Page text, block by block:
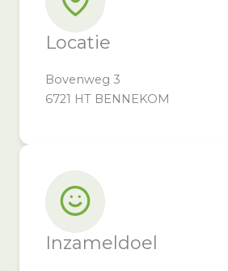
Locatie
Bovenweg 3
6721 HT BENNEKOM
Inzameldoel